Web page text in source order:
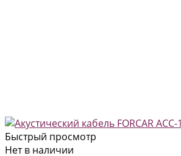
Быстрый просмотр
Нет в наличии